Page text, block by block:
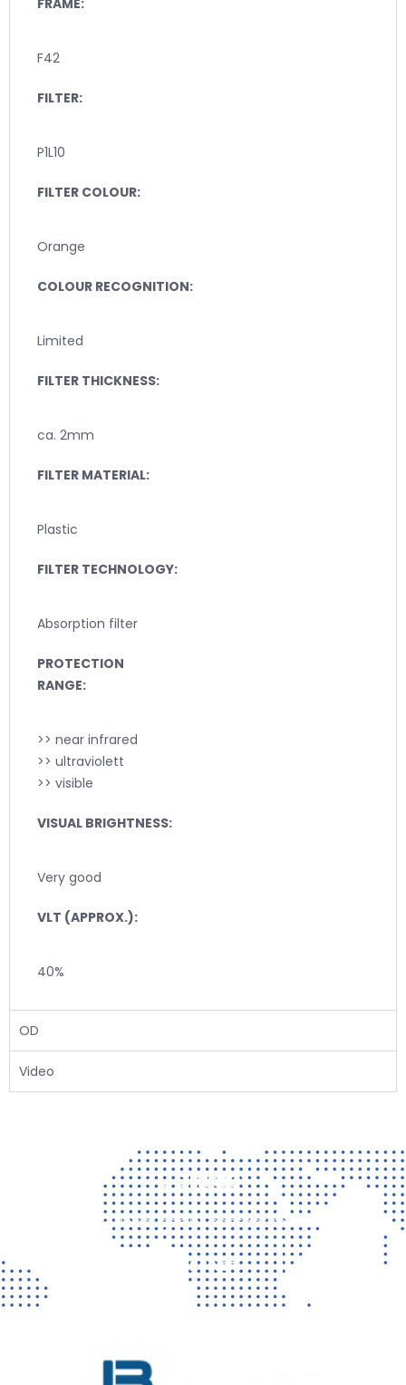
F42
FILTER:
P1L10
FILTER COLOUR:
Orange
COLOUR RECOGNITION:
Limited
FILTER THICKNESS:
ca. 2mm
FILTER MATERIAL:
Plastic
FILTER TECHNOLOGY:
Absorption filter
PROTECTION
RANGE:
>> near infrared
>> ultraviolett
>> visible
VISUAL BRIGHTNESS:
Very good
VLT (APPROX.):
40%
OD
Video
Contact
Vragen? Neem gerust contact met ons op!
CONTACT